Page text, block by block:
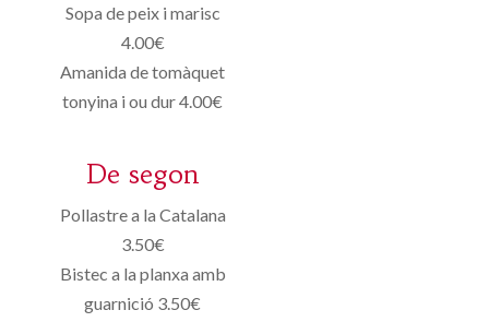
Sopa de peix i marisc
4.00€
Amanida de tomàquet
tonyina i ou dur 4.00€
De segon
Pollastre a la Catalana
3.50€
Bistec a la planxa amb
guarnició 3.50€